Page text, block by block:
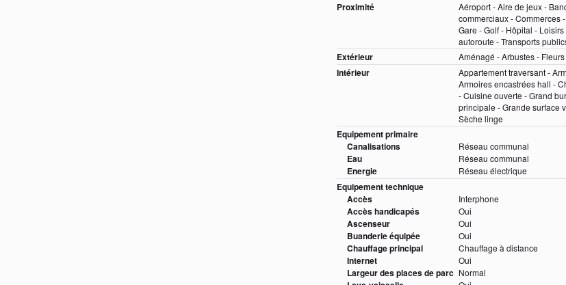
Proximité
Aéroport - Aire de jeux -
commerciaux - Commerces
Gare - Golf - Hôpital -
autoroute - Transports
Extérieur Aménagé - Arbustes -
Intérieur
Appartement traversant -
Armoires encastrées hall -
- Cuisine ouverte - Grand
principale - Grande surface
Sèche linge
Equipement primaire
Canalisations
Réseau communal
Eau Réseau communal
Energie Réseau électrique
Equipement technique
Accès
Interphone
Accès handicapés Oui
Ascenseur Oui
Buanderie équipée Oui
Chauffage principal Chauffage à distance
Internet Oui
Largeur des places de parc Normal